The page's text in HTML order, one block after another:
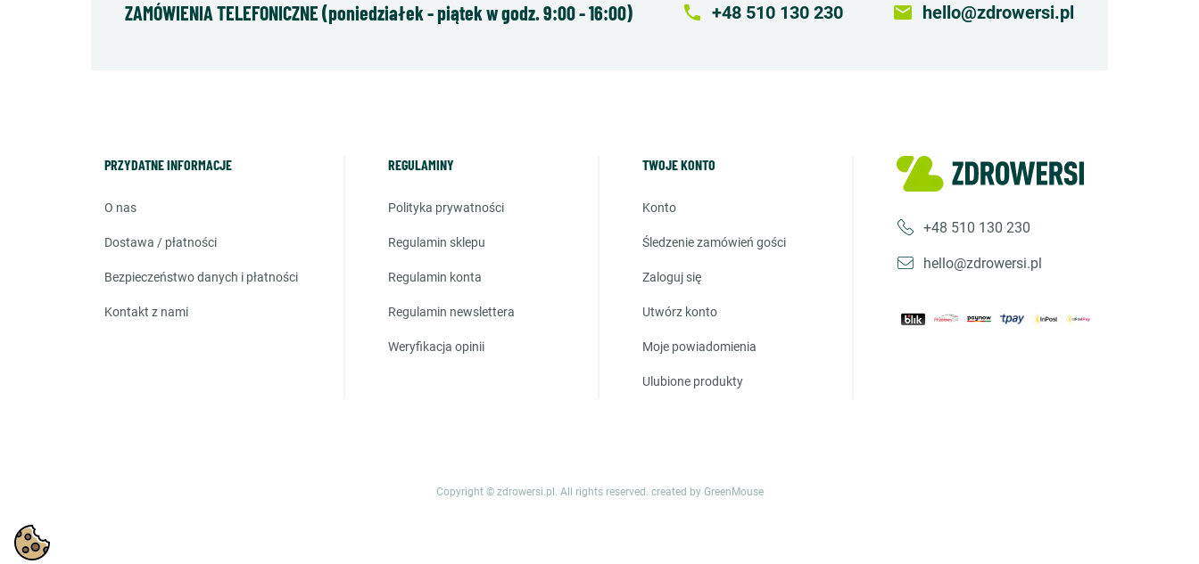
ZAMÓWIENIA TELEFONICZNE (poniedziałek - piątek w godz. 9:00 - 16:00) local_phone +48 510 130 230 email hello@zdrowersi.pl
PRZYDATNE INFORMACJE
o nas
dostawa / płatności
bezpieczeństwo danych i płatności
kontakt z nami
REGULAMINY
polityka prywatności
regulamin sklepu
regulamin konta
regulamin newslettera
weryfikacja opinii
TWOJE KONTO
konto
śledzenie zamówień gości
zaloguj się
utwórz konto
moje powiadomienia
ulubione produkty
+48 510 130 230
hello@zdrowersi.pl
Copyright © zdrowersi.pl. All rights reserved. created by GreenMouse